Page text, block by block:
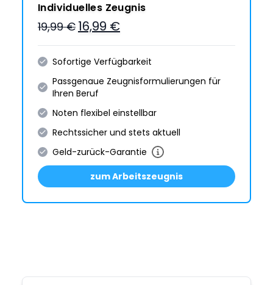
Individuelles Zeugnis
19,99 € 16,99 €
Sofortige Verfügbarkeit
Passgenaue Zeugnis­formulie­rungen für
Ihren Beruf
Noten flexibel einstellbar
Rechtssicher und stets aktuell
Geld-zurück-Garantie
zum Arbeitszeugnis